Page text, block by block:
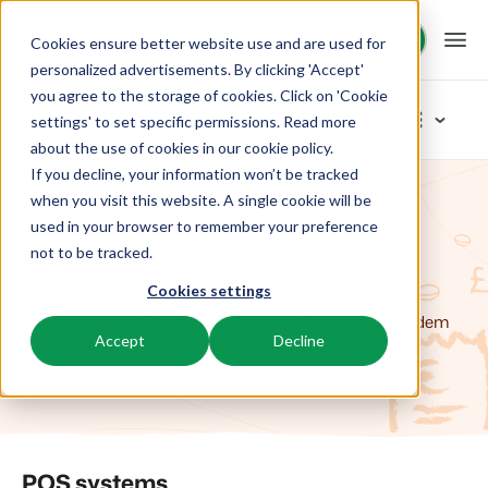
Cookies ensure better website use and are used for
personalized advertisements. By clicking 'Accept'
you agree to the storage of cookies. Click on 'Cookie
settings' to set specific permissions. Read more
about the use of cookies in our cookie policy.
If you decline, your information won’t be tracked
when you visit this website. A single cookie will be
used in your browser to remember your preference
not to be tracked.
Cookies settings
Accept Decline
Demo anfragen
Demo anfragen
Plattform
BEX PMS
PMS
Verwalte alle Backoffice Abläufe.
Vermarkte dein Angebot auf verschiedenen Channels.
Steigere deine direkten Buchungen über deine Website.
Verbinde dich mit deinen Lieblingsapps und -tools.
Unsere Lösungen
BEX für:
Ferienhäuser, Bungalows, Mobilheime und Weinfässer.
Stellplätze, Camping, Glamping und Zelten.
Ski-, Wellness-, Golf- und Tauchresorts.
Ressourcen
Wissenswertes
BEX Educate | Pro
Weiter lernen, weiter führen in der Freizeitbranche
Neuigkeiten der Branche und wertvolle Tipps
Preise
Kundenstories
App Store
Kategorien durchstöbern
Zutrittskontrolle
Zahlungsanbieter
Zahlungen erhalten
Distribution
Vermarkte dein Angebot auf verschiedenen Plattformen
Gästeerlebnis
Optimiere das Gästeerlebnis
BEX App Store POS-Systeme
POS-Systeme
Mach es deinen Gästen möglich, ihre Rechnung aus dem
Restaurant oder am Kiosk zu bezahlen.